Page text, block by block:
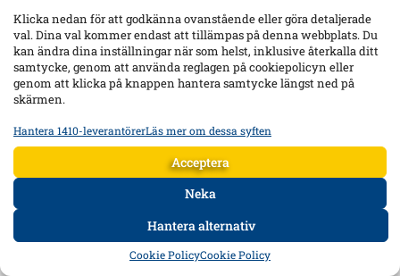
Klicka nedan för att godkänna ovanstående eller göra detaljerade
val. Dina val kommer endast att tillämpas på denna webbplats. Du
kan ändra dina inställningar när som helst, inklusive återkalla ditt
samtycke, genom att använda reglagen på cookiepolicyn eller
genom att klicka på knappen hantera samtycke längst ned på
skärmen.
Statistik
Lagra och/eller få åtkomst till information på en enhet, Mäta
reklamprestanda, Mäta innehållsprestanda, Förstå målgrupper
genom statistik eller kombinationer av data från olika källor.
Lagra och/eller få åtkomst till information på en enhet,
Hantera 1410-leverantörerLäs mer om dessa syften
Acceptera
Neka
Hantera alternativ
Cookie PolicyCookie Policy
DATA FORUM